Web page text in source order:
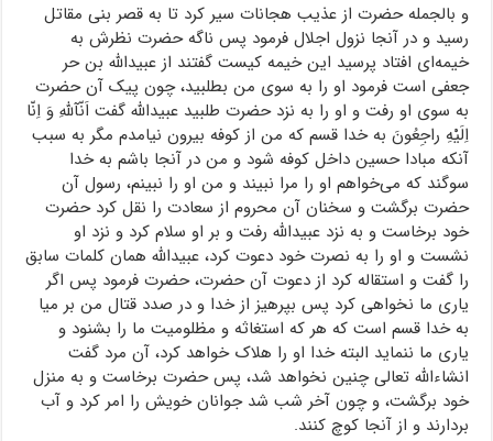
و بالجمله حضرت از عذیب هجانات سیر کرد تا به قصر بنی مقاتل
رسید و در آنجا نزول اجلال فرمود پس ناگه حضرت نظرش به
خیمه‌ای افتاد پرسید این خیمه کیست گفتند از عبیدالله بن حر
جعفی است فرمود او را به سوی من بطلبید، چون پیک آن حضرت
به سوی او رفت و او را به نزد حضرت طلبید عبیدالله گفت اَنّآللهِ وَ اِنّا
اِلَیْهِ راجِعُونَ به خدا قسم که من از کوفه بیرون نیامدم مگر به سبب
آنکه مبادا حسین داخل کوفه شود و من در آنجا باشم به خدا
سوگند که می‌خواهم او را مرا نبیند و من او را نبینم، رسول آن
حضرت برگشت و سخنان آن محروم از سعادت را نقل کرد حضرت
خود برخاست و به نزد عبیدالله رفت و بر او سلام کرد و نزد او
نشست و او را به نصرت خود دعوت کرد، عبیدالله همان کلمات سابق
را گفت و استقاله کرد از دعوت آن حضرت، حضرت فرمود پس اگر
یاری ما نخواهی کرد پس بپرهیز از خدا و در صدد قتال من بر میا
به خدا قسم است که هر که استغاثه و مظلومیت ما را بشنود و
یاری ما ننماید البته خدا او را هلاک خواهد کرد، آن مرد گفت
انشاءالله تعالی چنین نخواهد شد، پس حضرت برخاست و به منزل
خود برگشت، و چون آخر شب شد جوانان خویش را امر کرد و آب
بردارند و از آنجا کوچ کنند.